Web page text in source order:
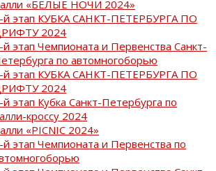
«БЕЛЫЕ НОЧИ 2024»
й этап КУБКА САНКТ-ПЕТЕРБУРГА ПО
2024
й этап Чемпионата и Первенства Санкт-
по автомногоборью
й этап КУБКА САНКТ-ПЕТЕРБУРГА ПО
2024
й этап Кубка Санкт-Петербурга по
кроссу 2024
«PICNIC 2024»
й этап Чемпионата и Первенства по